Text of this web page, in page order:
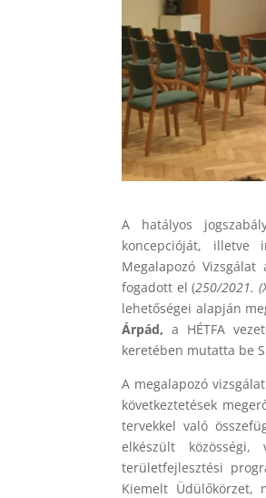
A hatályos
koncepcióját, illetve
Megalapozó
fogadott el (250/2021.
lehetőségei alapján
Árpád, a HÉTFA
keretében mutatta be
A megalapozó
következtetések
tervekkel való
elkészült
területfejlesztési
Kiemelt Üdülőkörzet,